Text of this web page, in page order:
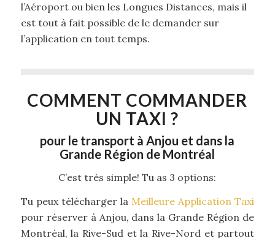
l’Aéroport ou bien les Longues Distances, mais il
est tout à fait possible de le demander sur
l’application en tout temps.
COMMENT COMMANDER
UN TAXI ?
pour le transport à Anjou et dans la
Grande Région de Montréal
C’est très simple! Tu as 3 options:
Tu peux télécharger la Meilleure Application Taxi
pour réserver à Anjou, dans la Grande Région de
Montréal, la Rive-Sud et la Rive-Nord et partout